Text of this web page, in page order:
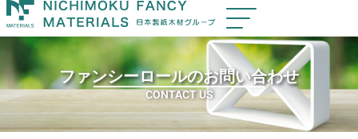
ファンシーロールのお問い合わせ
CONTACT US